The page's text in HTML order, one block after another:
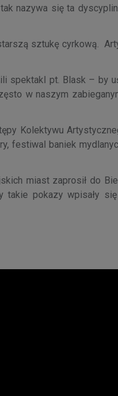
nazywa się ta
sztukę cyrkową.
spektakl pt. Blask – by
w naszym
Kolektywu
festiwal baniek
miast zaprosił do
pokazy wpisały